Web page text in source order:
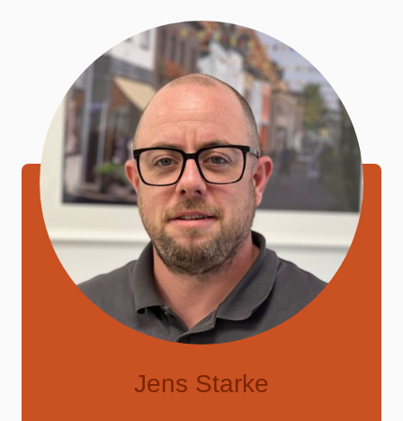
Jens Starke